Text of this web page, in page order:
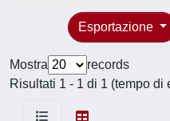
Esportazione
Mostra
records
Risultati 1 - 1 di 1 (tempo